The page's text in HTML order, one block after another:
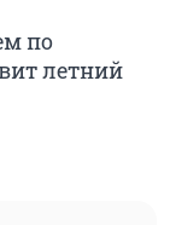
по
летний